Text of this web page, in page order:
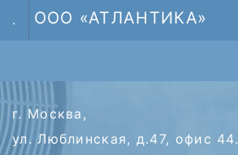
. ООО «АТЛАНТИКА»
г. Москва,
ул. Люблинская, д.47, офис 44.